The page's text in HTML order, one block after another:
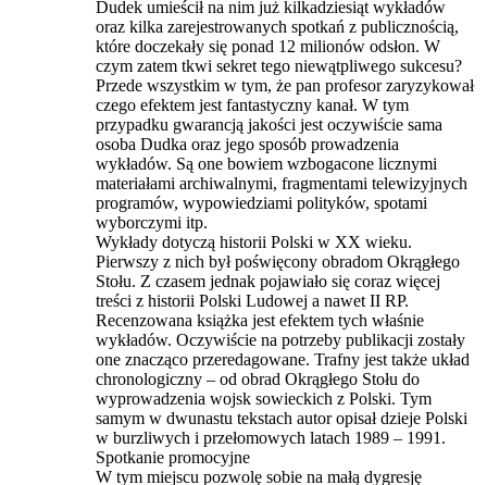
Dudek umieścił na nim już kilkadziesiąt wykładów
oraz kilka zarejestrowanych spotkań z publicznością,
które doczekały się ponad 12 milionów odsłon. W
czym zatem tkwi sekret tego niewątpliwego sukcesu?
Przede wszystkim w tym, że pan profesor zaryzykował
czego efektem jest fantastyczny kanał. W tym
przypadku gwarancją jakości jest oczywiście sama
osoba Dudka oraz jego sposób prowadzenia
wykładów. Są one bowiem wzbogacone licznymi
materiałami archiwalnymi, fragmentami telewizyjnych
programów, wypowiedziami polityków, spotami
wyborczymi itp.
Wykłady dotyczą historii Polski w XX wieku.
Pierwszy z nich był poświęcony obradom Okrągłego
Stołu. Z czasem jednak pojawiało się coraz więcej
treści z historii Polski Ludowej a nawet II RP.
Recenzowana książka jest efektem tych właśnie
wykładów. Oczywiście na potrzeby publikacji zostały
one znacząco przeredagowane. Trafny jest także układ
chronologiczny – od obrad Okrągłego Stołu do
wyprowadzenia wojsk sowieckich z Polski. Tym
samym w dwunastu tekstach autor opisał dzieje Polski
w burzliwych i przełomowych latach 1989 – 1991.
Spotkanie promocyjne
W tym miejscu pozwolę sobie na małą dygresję